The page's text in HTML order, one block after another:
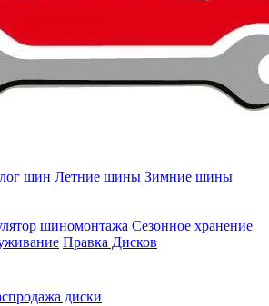
шин Летние шины Зимние шины
шиномонтажа Сезонное хранение
Правка Дисков
диски